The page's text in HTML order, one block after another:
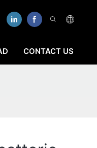
CONTACT US